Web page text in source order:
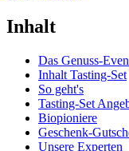
Inhalt
Das Genuss-
Inhalt Tasting-Set
So geht's
Tasting-Set
Biopioniere
Geschenk-
Unsere Experten